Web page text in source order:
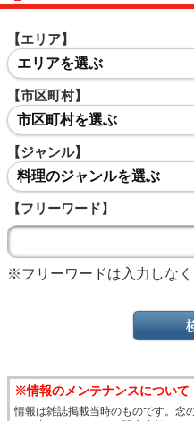
【エリア】
エリアを選ぶ
【市区町村】
市区町村を選ぶ
【ジャンル】
料理のジャンルを選ぶ
【フリーワード】
※フリーワードは入力しなく
※情報のメンテナンスについて
情報は雑誌掲載当時のものです。念